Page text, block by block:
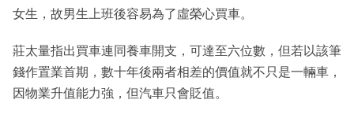
女生，故男生上班後容易為了虛榮心買車。
莊太量指出買車連同養車開支，可達至六位數，但若以該筆
錢作置業首期，數十年後兩者相差的價值就不只是一輛車，
因物業升值能力強，但汽車只會貶值。